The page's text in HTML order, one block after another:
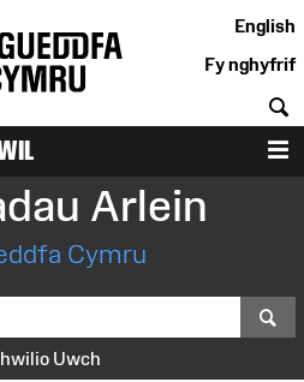
English
Fy nghyfrif
Arlein
Cymru
Uwch